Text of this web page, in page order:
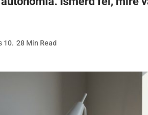
10. 28 Min Read